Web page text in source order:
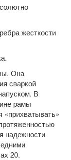
жесткости
Она
сваркой
В
рамы
«прихватывать»
надежности
20.